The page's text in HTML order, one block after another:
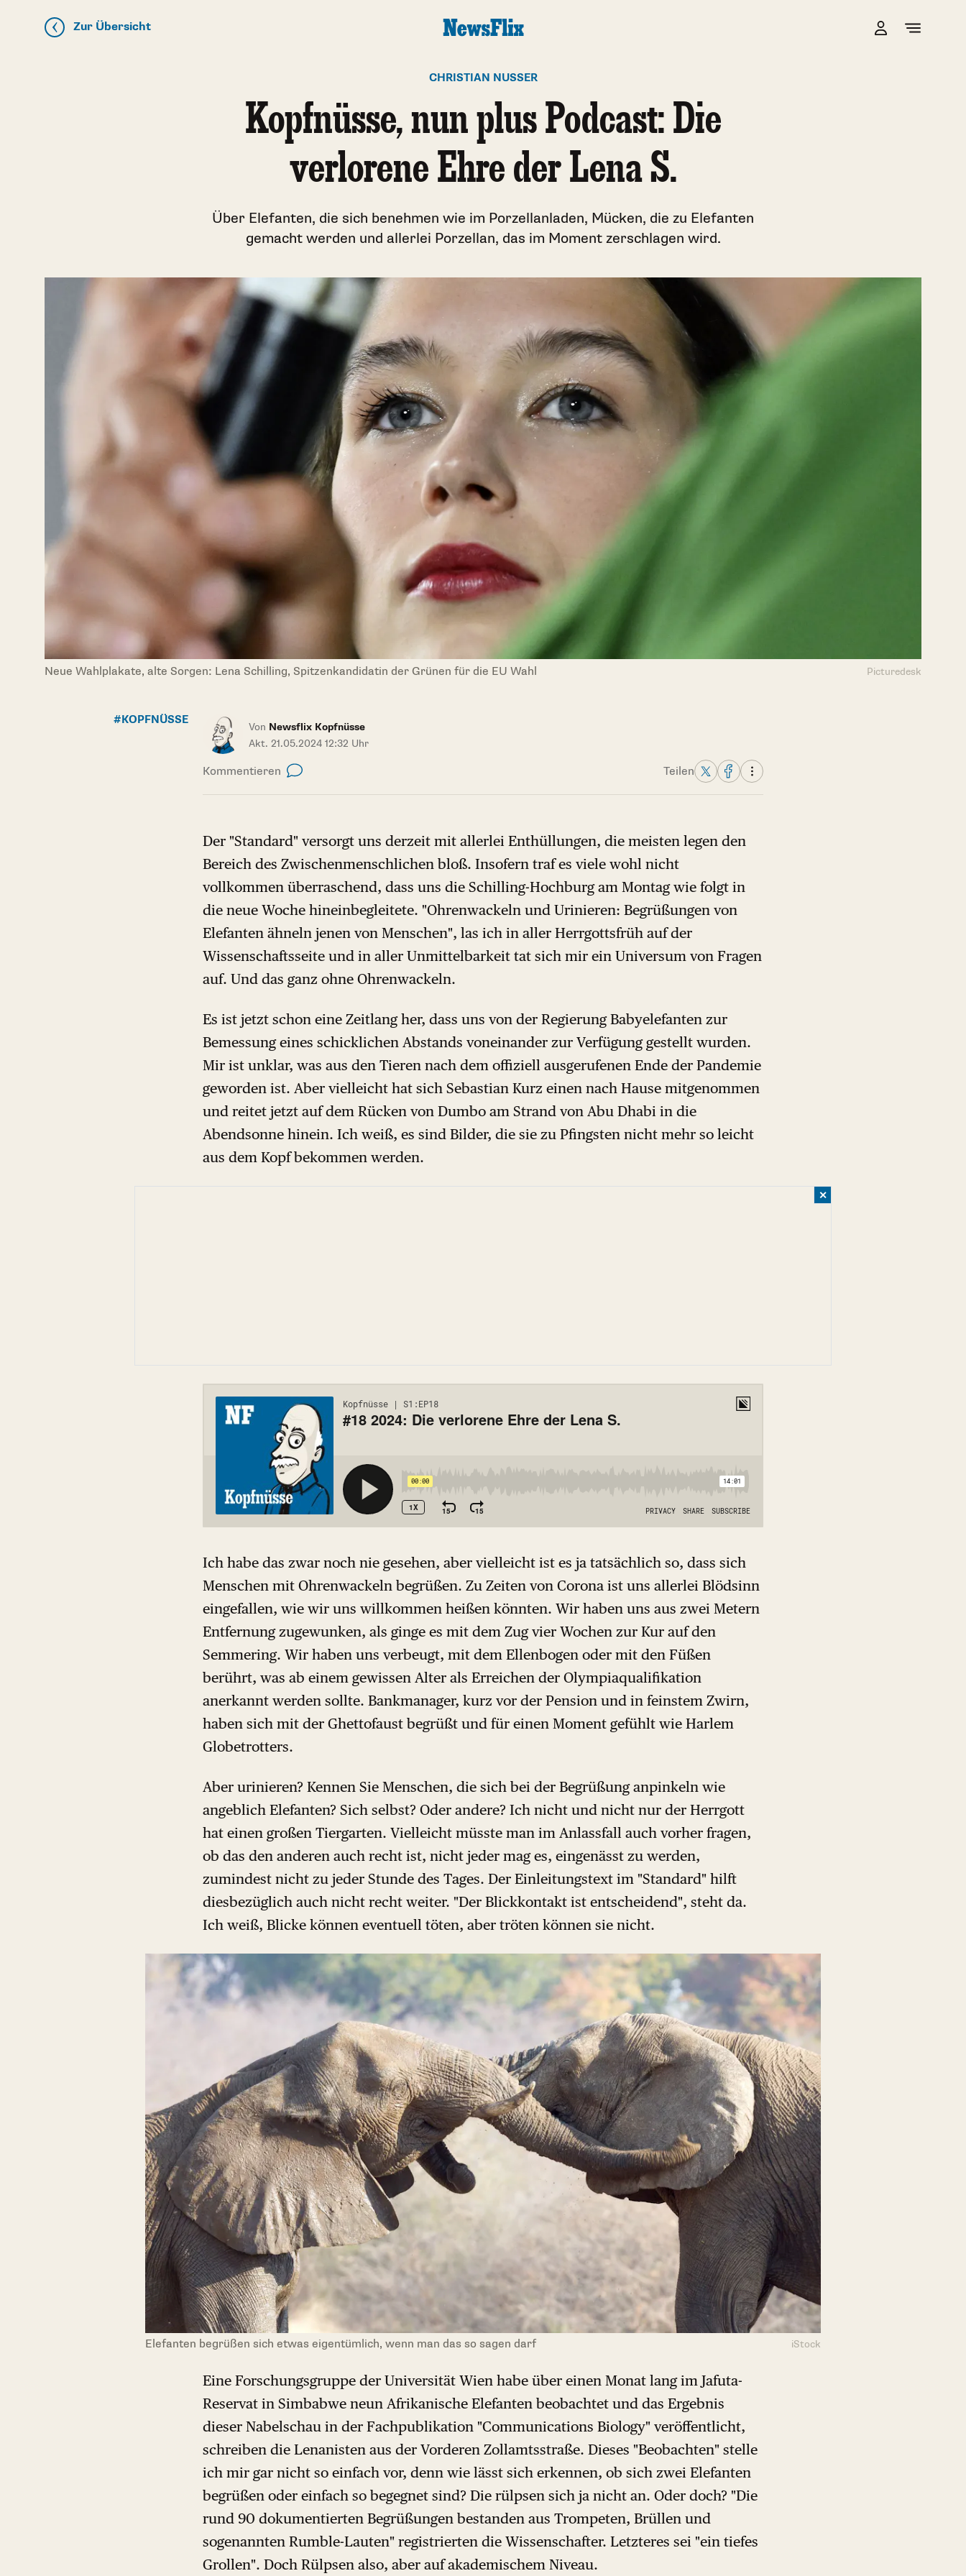
Zur Übersicht
CHRISTIAN NUSSER
Kopfnüsse, nun plus Podcast: Die
verlorene Ehre der Lena S.
Über Elefanten, die sich benehmen wie im Porzellanladen, Mücken, die zu Elefanten
gemacht werden und allerlei Porzellan, das im Moment zerschlagen wird.
Neue Wahlplakate, alte Sorgen: Lena Schilling, Spitzenkandidatin der Grünen für die EU Wahl Picturedesk
#KOPFNÜSSE
Von Newsflix Kopfnüsse
Akt. 21.05.2024 12:32 Uhr
Kommentieren Teilen
Der "Standard" versorgt uns derzeit mit allerlei Enthüllungen, die meisten legen den
Bereich des Zwischenmenschlichen bloß. Insofern traf es viele wohl nicht
vollkommen überraschend, dass uns die Schilling-Hochburg am Montag wie folgt in
die neue Woche hineinbegleitete. "Ohrenwackeln und Urinieren: Begrüßungen von
Elefanten ähneln jenen von Menschen", las ich in aller Herrgottsfrüh auf der
Wissenschaftsseite und in aller Unmittelbarkeit tat sich mir ein Universum von Fragen
auf. Und das ganz ohne Ohrenwackeln.
Es ist jetzt schon eine Zeitlang her, dass uns von der Regierung Babyelefanten zur
Bemessung eines schicklichen Abstands voneinander zur Verfügung gestellt wurden.
Mir ist unklar, was aus den Tieren nach dem offiziell ausgerufenen Ende der Pandemie
geworden ist. Aber vielleicht hat sich Sebastian Kurz einen nach Hause mitgenommen
und reitet jetzt auf dem Rücken von Dumbo am Strand von Abu Dhabi in die
Abendsonne hinein. Ich weiß, es sind Bilder, die sie zu Pfingsten nicht mehr so leicht
aus dem Kopf bekommen werden.
✕
Ich habe das zwar noch nie gesehen, aber vielleicht ist es ja tatsächlich so, dass sich
Menschen mit Ohrenwackeln begrüßen. Zu Zeiten von Corona ist uns allerlei Blödsinn
eingefallen, wie wir uns willkommen heißen könnten. Wir haben uns aus zwei Metern
Entfernung zugewunken, als ginge es mit dem Zug vier Wochen zur Kur auf den
Semmering. Wir haben uns verbeugt, mit dem Ellenbogen oder mit den Füßen
berührt, was ab einem gewissen Alter als Erreichen der Olympiaqualifikation
anerkannt werden sollte. Bankmanager, kurz vor der Pension und in feinstem Zwirn,
haben sich mit der Ghettofaust begrüßt und für einen Moment gefühlt wie Harlem
Globetrotters.
Aber urinieren? Kennen Sie Menschen, die sich bei der Begrüßung anpinkeln wie
angeblich Elefanten? Sich selbst? Oder andere? Ich nicht und nicht nur der Herrgott
hat einen großen Tiergarten. Vielleicht müsste man im Anlassfall auch vorher fragen,
ob das den anderen auch recht ist, nicht jeder mag es, eingenässt zu werden,
zumindest nicht zu jeder Stunde des Tages. Der Einleitungstext im "Standard" hilft
diesbezüglich auch nicht recht weiter. "Der Blickkontakt ist entscheidend", steht da.
Ich weiß, Blicke können eventuell töten, aber tröten können sie nicht.
Elefanten begrüßen sich etwas eigentümlich, wenn man das so sagen darf iStock
Eine Forschungsgruppe der Universität Wien habe über einen Monat lang im Jafuta-
Reservat in Simbabwe neun Afrikanische Elefanten beobachtet und das Ergebnis
dieser Nabelschau in der Fachpublikation "Communications Biology" veröffentlicht,
schreiben die Lenanisten aus der Vorderen Zollamtsstraße. Dieses "Beobachten" stelle
ich mir gar nicht so einfach vor, denn wie lässt sich erkennen, ob sich zwei Elefanten
begrüßen oder einfach so begegnet sind? Die rülpsen sich ja nicht an. Oder doch? "Die
rund 90 dokumentierten Begrüßungen bestanden aus Trompeten, Brüllen und
sogenannten Rumble-Lauten" registrierten die Wissenschafter. Letzteres sei "ein tiefes
Grollen". Doch Rülpsen also, aber auf akademischem Niveau.